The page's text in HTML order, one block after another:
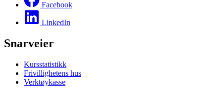
Facebook
LinkedIn
Snarveier
Kursstatistikk
Frivillighetens hus
Verktøykasse